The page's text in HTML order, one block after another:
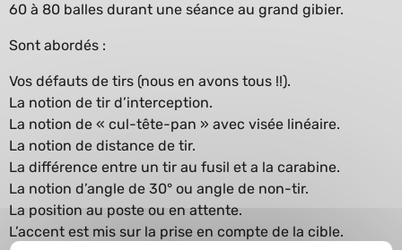
60 à 80 balles durant une séance au grand gibier.
Sont abordés :
Vos défauts de tirs (nous en avons tous !!).
La notion de tir d’interception.
La notion de « cul-tête-pan » avec visée linéaire.
La notion de distance de tir.
La différence entre un tir au fusil et a la carabine.
La notion d’angle de 30° ou angle de non-tir.
La position au poste ou en attente.
L’accent est mis sur la prise en compte de la cible.